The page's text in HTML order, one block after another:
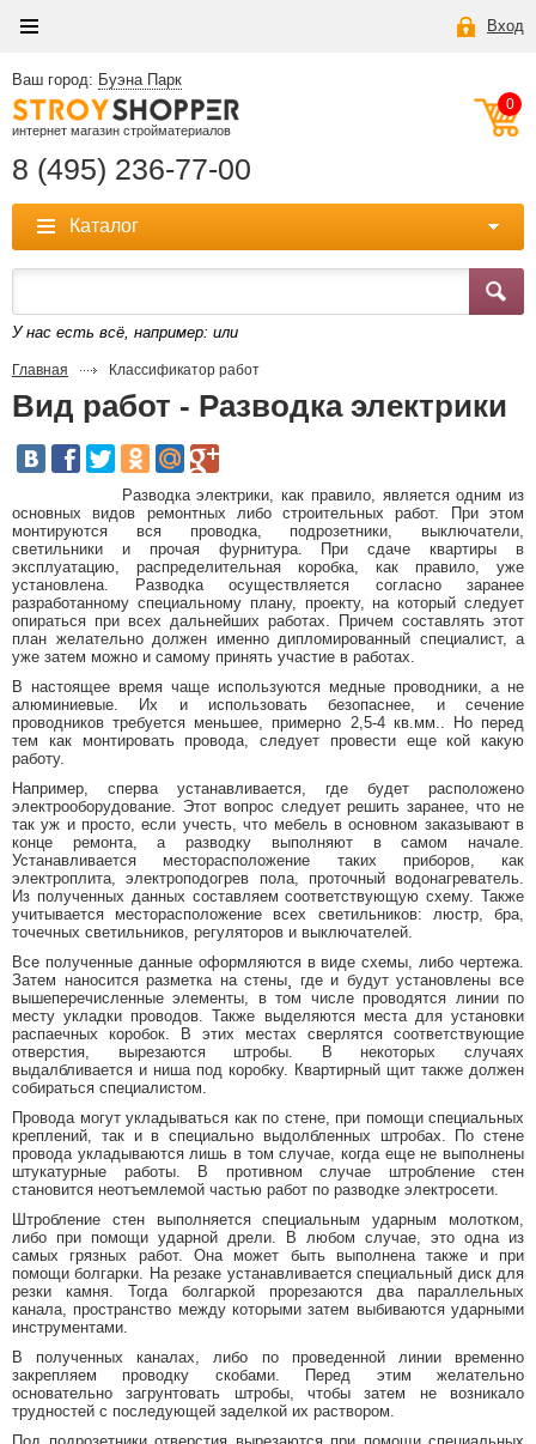
Вход
Ваш город: Буэна Парк
интернет магазин стройматериалов
8 (495) 236-77-00
0
Каталог
У нас есть всё, например: или
Главная Классификатор работ
Вид работ - Разводка электрики
Разводка электрики, как правило, является одним из
основных видов ремонтных либо строительных работ. При этом
монтируются вся проводка, подрозетники, выключатели,
светильники и прочая фурнитура. При сдаче квартиры в
эксплуатацию, распределительная коробка, как правило, уже
установлена. Разводка осуществляется согласно заранее
разработанному специальному плану, проекту, на который следует
опираться при всех дальнейших работах. Причем составлять этот
план желательно должен именно дипломированный специалист, а
уже затем можно и самому принять участие в работах.
В настоящее время чаще используются медные проводники, а не
алюминиевые. Их и использовать безопаснее, и сечение
проводников требуется меньшее, примерно 2,5-4 кв.мм.. Но перед
тем как монтировать провода, следует провести еще кой какую
работу.
Например, сперва устанавливается, где будет расположено
электрооборудование. Этот вопрос следует решить заранее, что не
так уж и просто, если учесть, что мебель в основном заказывают в
конце ремонта, а разводку выполняют в самом начале.
Устанавливается месторасположение таких приборов, как
электроплита, электроподогрев пола, проточный водонагреватель.
Из полученных данных составляем соответствующую схему. Также
учитывается месторасположение всех светильников: люстр, бра,
точечных светильников, регуляторов и выключателей.
Все полученные данные оформляются в виде схемы, либо чертежа.
Затем наносится разметка на стены¸ где и будут установлены все
вышеперечисленные элементы, в том числе проводятся линии по
месту укладки проводов. Также выделяются места для установки
распаечных коробок. В этих местах сверлятся соответствующие
отверстия, вырезаются штробы. В некоторых случаях
выдалбливается и ниша под коробку. Квартирный щит также должен
собираться специалистом.
Провода могут укладываться как по стене, при помощи специальных
креплений, так и в специально выдолбленных штробах. По стене
провода укладываются лишь в том случае, когда еще не выполнены
штукатурные работы. В противном случае штробление стен
становится неотъемлемой частью работ по разводке электросети.
Штробление стен выполняется специальным ударным молотком,
либо при помощи ударной дрели. В любом случае, это одна из
самых грязных работ. Она может быть выполнена также и при
помощи болгарки. На резаке устанавливается специальный диск для
резки камня. Тогда болгаркой прорезаются два параллельных
канала, пространство между которыми затем выбиваются ударными
инструментами.
В полученных каналах, либо по проведенной линии временно
закрепляем проводку скобами. Перед этим желательно
основательно загрунтовать штробы, чтобы затем не возникало
трудностей с последующей заделкой их раствором.